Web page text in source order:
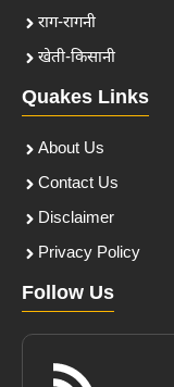
राग-रागनी
खेती-किसानी
Quakes Links
About Us
Contact Us
Disclaimer
Privacy Policy
Follow Us